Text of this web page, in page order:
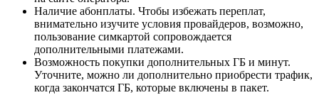
Наличие абонплаты. Чтобы избежать переплат,
внимательно изучите условия провайдеров, возможно,
пользование симкартой сопровождается
дополнительными платежами.
Возможность покупки дополнительных ГБ и минут.
Уточните, можно ли дополнительно приобрести трафик,
когда закончатся ГБ, которые включены в пакет.